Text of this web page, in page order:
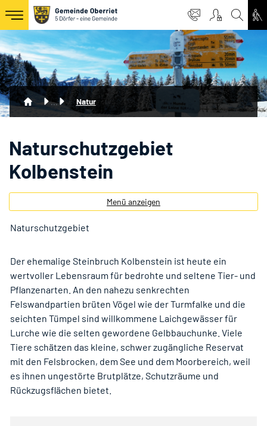
zur Startseite
Direkt zur Hauptnavigation
Direkt zum Inhalt
Direkt zur Suche
Direkt zum Stichwortverzeichnis
Oberriet Logo
Natur(ausgewählt)
Naturschutzgebiet
Kolbenstein
Menü anzeigen
Naturschutzgebiet
Der ehemalige Steinbruch Kolbenstein ist heute ein
wertvoller Lebensraum für bedrohte und seltene Tier- und
Pflanzenarten. An den nahezu senkrechten
Felswandpartien brüten Vögel wie der Turmfalke und die
seichten Tümpel sind willkommene Laichgewässer für
Lurche wie die selten gewordene Gelbbauchunke. Viele
Tiere schätzen das kleine, schwer zugängliche Reservat
mit den Felsbrocken, dem See und dem Moorbereich, weil
es ihnen ungestörte Brutplätze, Schutzräume und
Rückzugsflächen bietet.